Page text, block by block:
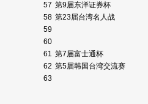
57 第9届东洋证券杯
58 第23届台湾名人战
59
60
61 第7届富士通杯
62 第5届韩国台湾交流赛
63